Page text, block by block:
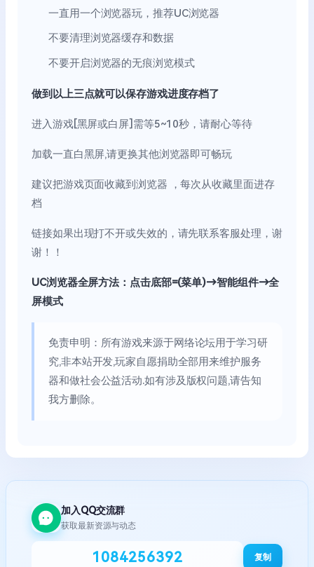
一直用一个浏览器玩，推荐UC浏览器
不要清理浏览器缓存和数据
不要开启浏览器的无痕浏览模式
做到以上三点就可以保存游戏进度存档了
进入游戏[黑屏或白屏]需等5~10秒，请耐心等待
加载一直白黑屏,请更换其他浏览器即可畅玩
建议把游戏页面收藏到浏览器 ，每次从收藏里面进存
档
链接如果出现打不开或失效的，请先联系客服处理，谢
谢！！
UC浏览器全屏方法：点击底部=(菜单)→智能组件→全
屏模式
免责申明：所有游戏来源于网络论坛用于学习研
究,非本站开发,玩家自愿捐助全部用来维护服务
器和做社会公益活动.如有涉及版权问题,请告知
我方删除。
加入QQ交流群
获取最新资源与动态
1084256392 复制